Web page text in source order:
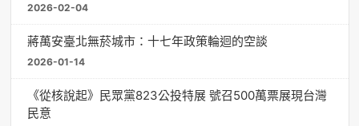
2026-02-04
蔣萬安臺北無菸城市：十七年政策輪迴的空談
2026-01-14
《從核說起》民眾黨823公投特展 號召500萬票展現台灣
民意